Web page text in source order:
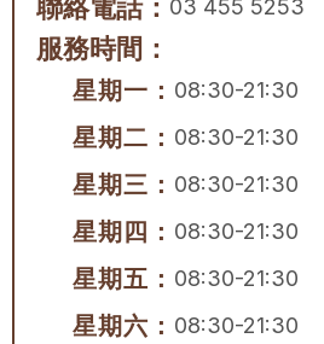
聯絡電話： 03 455 5253
服務時間：
星期一： 08:30-21:30
星期二： 08:30-21:30
星期三： 08:30-21:30
星期四： 08:30-21:30
星期五： 08:30-21:30
星期六： 08:30-21:30